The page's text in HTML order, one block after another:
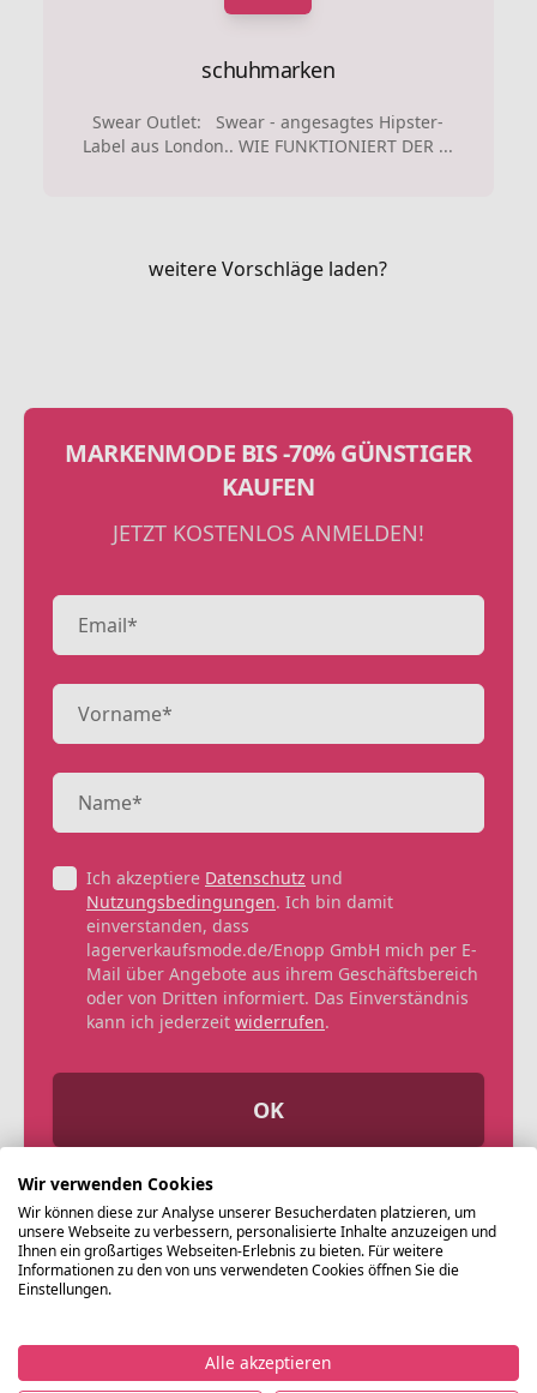
schuhmarken
Swear Outlet: Swear - angesagtes Hipster-
Label aus London.. WIE FUNKTIONIERT DER ...
weitere Vorschläge laden?
MARKENMODE BIS -70% GÜNSTIGER
KAUFEN
JETZT KOSTENLOS ANMELDEN!
Ich akzeptiere Datenschutz und
Nutzungsbedingungen. Ich bin damit
einverstanden, dass
lagerverkaufsmode.de/Enopp GmbH mich per E-
Mail über Angebote aus ihrem Geschäftsbereich
oder von Dritten informiert. Das Einverständnis
kann ich jederzeit widerrufen.
OK
Wir verwenden Cookies
Wir können diese zur Analyse unserer Besucherdaten platzieren, um
unsere Webseite zu verbessern, personalisierte Inhalte anzuzeigen und
Ihnen ein großartiges Webseiten-Erlebnis zu bieten. Für weitere
Informationen zu den von uns verwendeten Cookies öffnen Sie die
Einstellungen.
Alle akzeptieren